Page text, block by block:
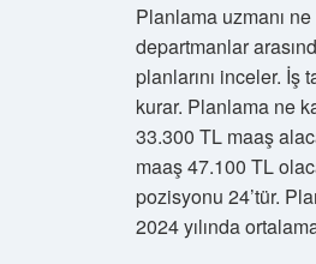
Planlama uzmanı
departmanlar
planlarını inceler.
kurar. Planlama ne
33.300 TL maaş
maaş 47.100 TL
pozisyonu 24’tür.
2024 yılında